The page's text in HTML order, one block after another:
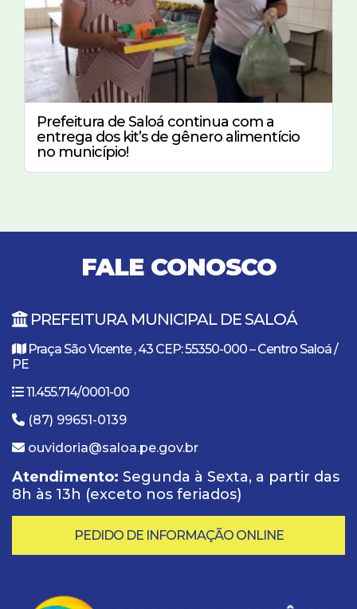
Prefeitura de Saloá continua com a
entrega dos kit’s de gênero alimentício
no município!
FALE CONOSCO
PREFEITURA MUNICIPAL DE SALOÁ
Praça São Vicente , 43 CEP: 55350-000 – Centro Saloá /
PE
11.455.714/0001-00
(87) 99651-0139
ouvidoria@saloa.pe.gov.br
Atendimento: Segunda à Sexta, a partir das
8h às 13h (exceto nos feriados)
PEDIDO DE INFORMAÇÃO ONLINE